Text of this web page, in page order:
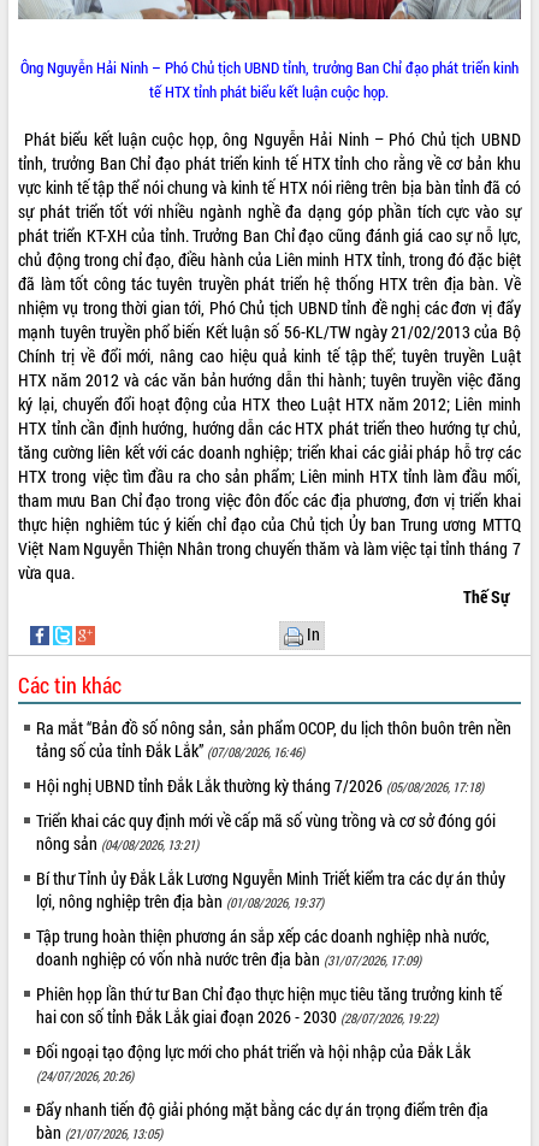
Ông Nguyễn Hải Ninh – Phó Chủ tịch UBND tỉnh, trưởng Ban Chỉ đạo phát triển kinh
tế HTX tỉnh phát biểu kết luận cuộc họp.
Phát biểu kết luận cuộc họp, ông Nguyễn Hải Ninh – Phó Chủ tịch UBND
tỉnh, trưởng Ban Chỉ đạo phát triển kinh tế HTX tỉnh cho rằng về cơ bản khu
vực kinh tế tập thể nói chung và kinh tế HTX nói riêng trên bịa bàn tỉnh đã có
sự phát triển tốt với nhiều ngành nghề đa dạng góp phần tích cực vào sự
phát triển KT-XH của tỉnh. Trưởng Ban Chỉ đạo cũng đánh giá cao sự nỗ lực,
chủ động trong chỉ đạo, điều hành của Liên minh HTX tỉnh, trong đó đặc biệt
đã làm tốt công tác tuyên truyền phát triển hệ thống HTX trên địa bàn. Về
nhiệm vụ trong thời gian tới, Phó Chủ tịch UBND tỉnh đề nghị các đơn vị đẩy
mạnh tuyên truyền phổ biến Kết luận số 56-KL/TW ngày 21/02/2013 của Bộ
Chính trị về đổi mới, nâng cao hiệu quả kinh tế tập thể; tuyên truyền Luật
HTX năm 2012 và các văn bản hướng dẫn thi hành; tuyên truyền việc đăng
ký lại, chuyển đổi hoạt động của HTX theo Luật HTX năm 2012; Liên minh
HTX tỉnh cần định hướng, hướng dẫn các HTX phát triển theo hướng tự chủ,
tăng cường liên kết với các doanh nghiệp; triển khai các giải pháp hỗ trợ các
HTX trong việc tìm đầu ra cho sản phẩm; Liên minh HTX tỉnh làm đầu mối,
tham mưu Ban Chỉ đạo trong việc đôn đốc các địa phương, đơn vị triển khai
thực hiện nghiêm túc ý kiến chỉ đạo của Chủ tịch Ủy ban Trung ương MTTQ
Việt Nam Nguyễn Thiện Nhân trong chuyến thăm và làm việc tại tỉnh tháng 7
vừa qua.
Thế Sự
In
Các tin khác
Ra mắt “Bản đồ số nông sản, sản phẩm OCOP, du lịch thôn buôn trên nền
tảng số của tỉnh Đắk Lắk” (07/08/2026, 16:46)
Hội nghị UBND tỉnh Đắk Lắk thường kỳ tháng 7/2026 (05/08/2026, 17:18)
Triển khai các quy định mới về cấp mã số vùng trồng và cơ sở đóng gói
nông sản (04/08/2026, 13:21)
Bí thư Tỉnh ủy Đắk Lắk Lương Nguyễn Minh Triết kiểm tra các dự án thủy
lợi, nông nghiệp trên địa bàn (01/08/2026, 19:37)
Tập trung hoàn thiện phương án sắp xếp các doanh nghiệp nhà nước,
doanh nghiệp có vốn nhà nước trên địa bàn (31/07/2026, 17:09)
Phiên họp lần thứ tư Ban Chỉ đạo thực hiện mục tiêu tăng trưởng kinh tế
hai con số tỉnh Đắk Lắk giai đoạn 2026 - 2030 (28/07/2026, 19:22)
Đối ngoại tạo động lực mới cho phát triển và hội nhập của Đắk Lắk
(24/07/2026, 20:26)
Đẩy nhanh tiến độ giải phóng mặt bằng các dự án trọng điểm trên địa
bàn (21/07/2026, 13:05)